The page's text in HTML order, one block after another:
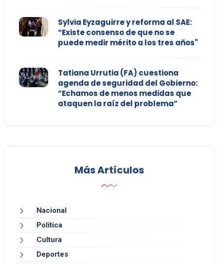
Sylvia Eyzaguirre y reforma al SAE:
“Existe consenso de que no se
puede medir mérito a los tres años"
Tatiana Urrutia (FA) cuestiona
agenda de seguridad del Gobierno:
“Echamos de menos medidas que
ataquen la raíz del problema”
Más Artículos
Nacional
Política
Cultura
Deportes